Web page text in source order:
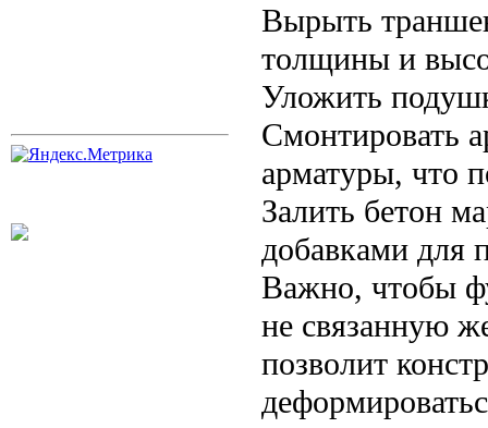
Вырыть
толщины и
Уложить
Смонтировать
арматуры, что
Залить бетон
добавками для
Важно, чтобы
не связанную
позволит